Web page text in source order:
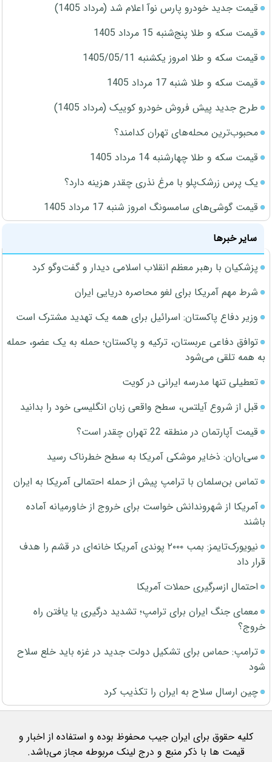
قیمت جدید خودرو پارس نوآ اعلام شد (مرداد 1405)
قیمت سکه و طلا پنج‌شنبه 15 مرداد 1405
قیمت سکه و طلا امروز یکشنبه 1405/05/11
قیمت سکه و طلا شنبه 17 مرداد 1405
طرح جدید پیش فروش خودرو کوییک (مرداد 1405)
محبوب‌ترین محله‌های تهران کدامند؟
قیمت سکه و طلا چهارشنبه 14 مرداد 1405
یک پرس زرشک‌پلو با مرغ نذری چقدر هزینه دارد؟
قیمت گوشی‌های سامسونگ امروز شنبه 17 مرداد 1405
سایر خبرها
پزشکیان با رهبر معظم انقلاب اسلامی دیدار و گفت‌وگو کرد
شرط مهم آمریکا برای لغو محاصره دریایی ایران
وزیر دفاع پاکستان: اسرائیل برای همه یک تهدید مشترک است
توافق دفاعی عربستان، ترکیه و پاکستان؛ حمله به یک عضو، حمله
به همه تلقی می‌شود
تعطیلی تنها مدرسه ایرانی در کویت
قبل از شروع آیلتس، سطح واقعی زبان انگلیسی خود را بدانید
قیمت آپارتمان در منطقه 22 تهران چقدر است؟
سی‌ان‌ان: ذخایر موشکی آمریکا به سطح خطرناک رسید
تماس بن‌سلمان با ترامپ پیش از حمله احتمالی آمریکا به ایران
آمریکا از شهروندانش خواست برای خروج از خاورمیانه آماده
باشند
نیویورک‌تایمز: بمب ۲۰۰۰ پوندی آمریکا خانه‌ای در قشم را هدف
قرار داد
احتمال ازسرگیری حملات آمریکا
معمای جنگ ایران برای ترامپ؛ تشدید درگیری یا یافتن راه
خروج؟
ترامپ: حماس برای تشکیل دولت جدید در غزه باید خلع سلاح
شود
چین ارسال سلاح به ایران را تکذیب کرد
کلیه حقوق برای ایران جیب محفوظ بوده و استفاده از اخبار و
قیمت ها با ذکر منبع و درج لینک مربوطه مجاز می‌باشد.